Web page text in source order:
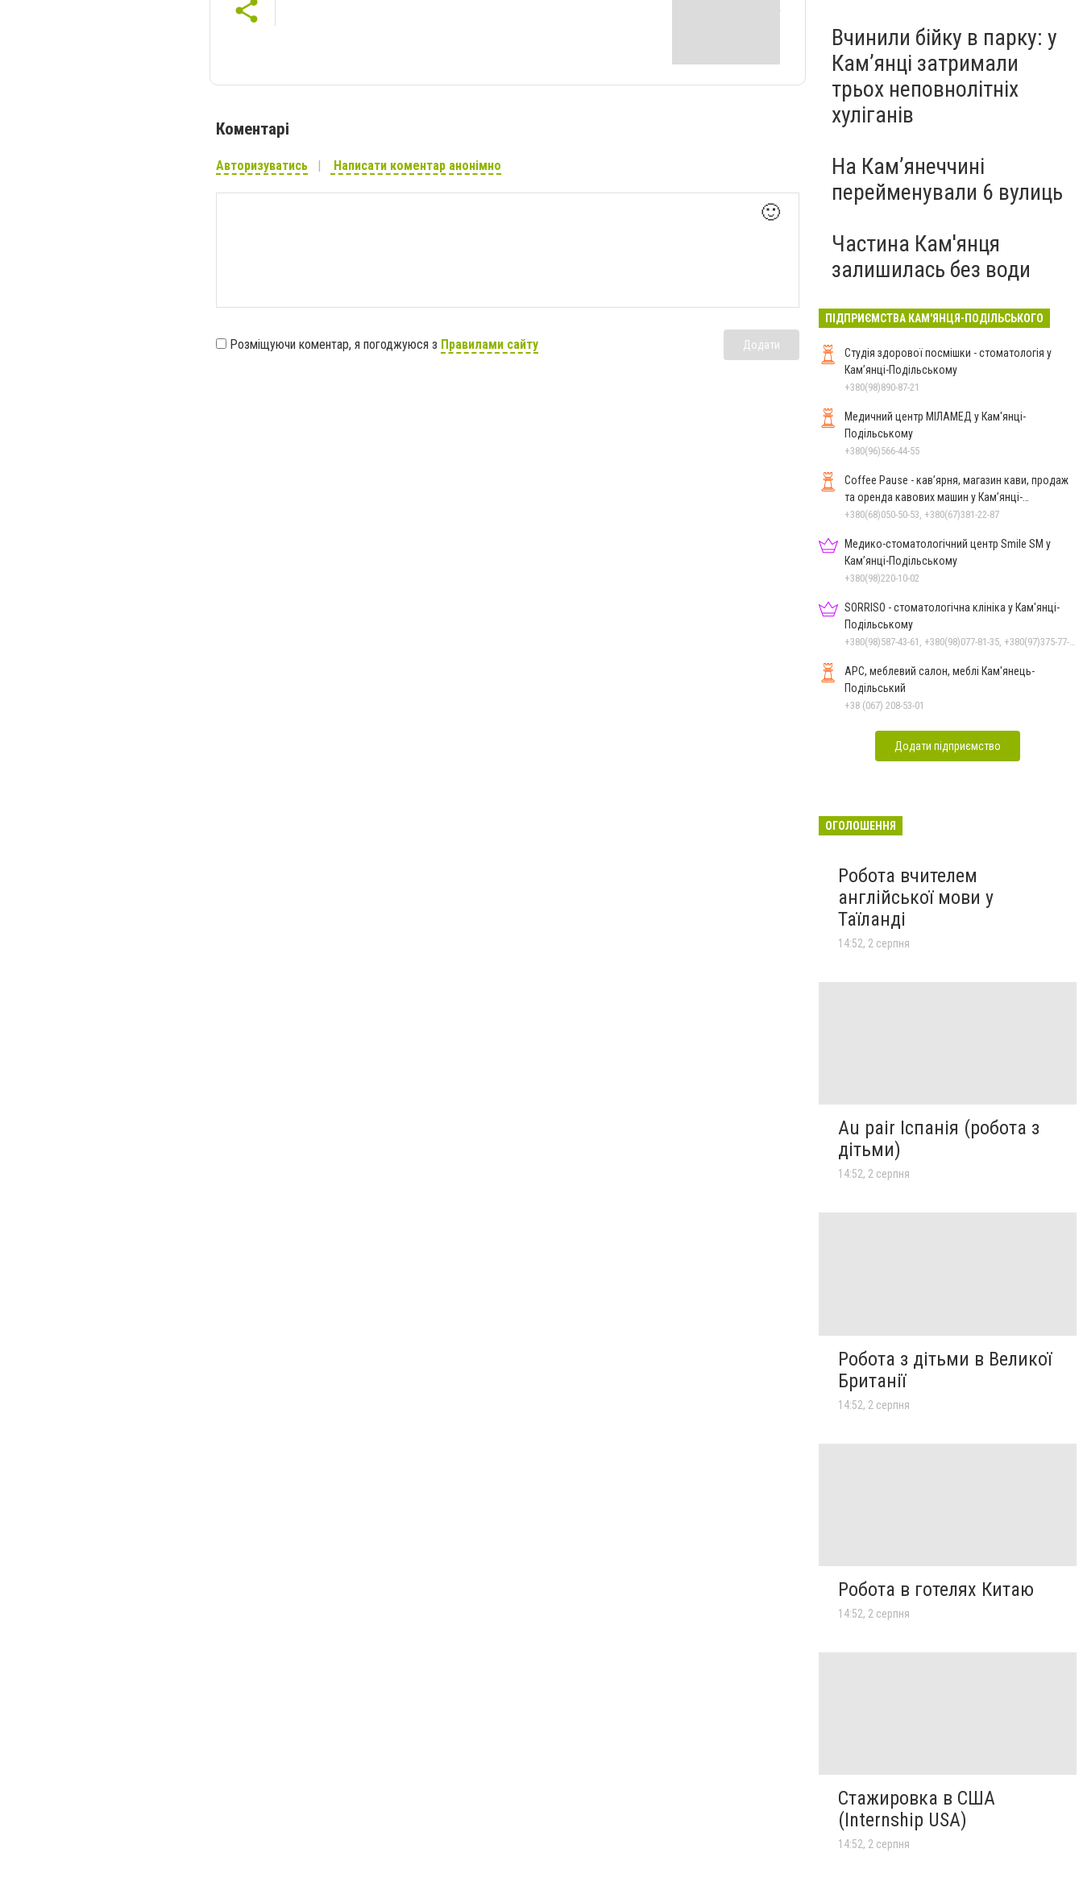
Коментарі
Авторизуватись Написати коментар анонімно
🙂
Розміщуючи коментар, я погоджуюся з Правилами сайту Додати
Вчинили бійку в парку: у
Кам’янці затримали
трьох неповнолітніх
хуліганів
На Камʼянеччині
перейменували 6 вулиць
Частина Кам'янця
залишилась без води
ПІДПРИЄМСТВА КАМ'ЯНЦЯ-ПОДІЛЬСЬКОГО
Студія здорової посмішки - стоматологія у
Кам’янці-Подільському
+380(98)890-87-21
Медичний центр МІЛАМЕД у Кам'янці-
Подільському
+380(96)566-44-55
Coffee Pause - кав’ярня, магазин кави, продаж
та оренда кавових машин у Кам’янці-
Подільському
+380(68)050-50-53, +380(67)381-22-87
Медико-стоматологічний центр Smile SM у
Кам’янці-Подільському
+380(98)220-10-02
SORRISO - стоматологічна клініка у Кам'янці-
Подільському
+380(98)587-43-61, +380(98)077-81-35, +380(97)375-77-72, +380(97)982-31-07
АРС, меблевий салон, меблі Кам'янець-
Подільський
+38 (067) 208-53-01
Додати підприємство
ОГОЛОШЕННЯ
Робота вчителем
англійської мови у
Таїланді
14:52, 2 серпня
Au pair Іспанія (робота з
дітьми)
14:52, 2 серпня
Робота з дітьми в Великої
Британії
14:52, 2 серпня
Робота в готелях Китаю
14:52, 2 серпня
Стажировка в США
(Internship USA)
14:52, 2 серпня